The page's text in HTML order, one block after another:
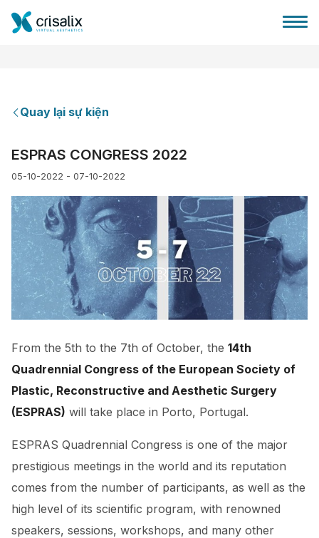
Gói
Đánh giá của bệnh nhân
Quay lại sự kiện
ESPRAS CONGRESS 2022
05-10-2022 - 07-10-2022
From the 5th to the 7th of October, the 14th
Quadrennial Congress of the European Society of
Plastic, Reconstructive and Aesthetic Surgery
(ESPRAS) will take place in Porto, Portugal.
ESPRAS Quadrennial Congress is one of the major
prestigious meetings in the world and its reputation
comes from the number of participants, as well as the
high level of its scientific program, with renowned
speakers, sessions, workshops, and many other